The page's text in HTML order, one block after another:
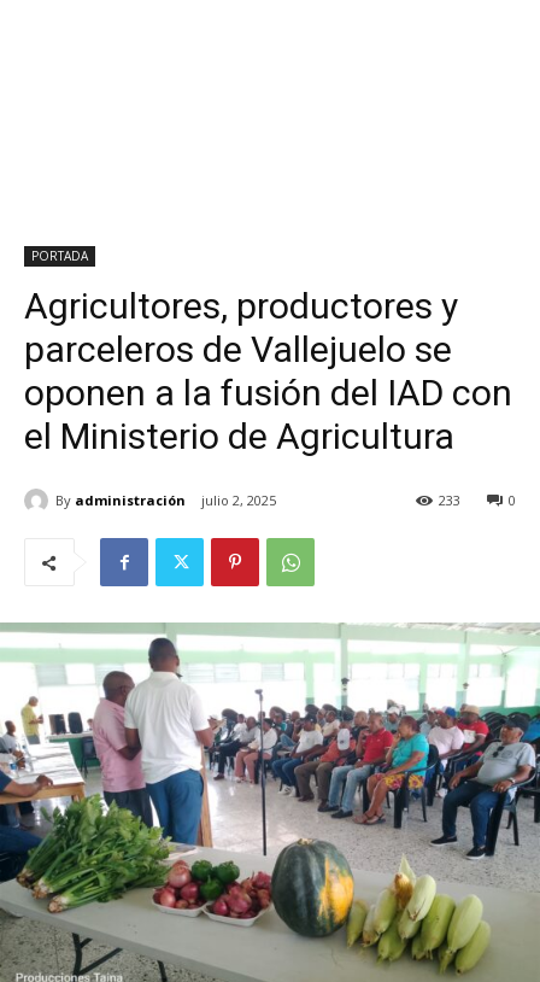
PORTADA
Agricultores, productores y
parceleros de Vallejuelo se
oponen a la fusión del IAD con
el Ministerio de Agricultura
By administración julio 2, 2025 0
233